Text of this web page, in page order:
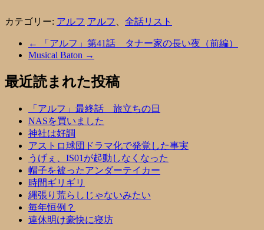
カテゴリー: アルフ アルフ 全話リスト
←
「アルフ」第41話 タナー家の長い夜（前編）
Musical Baton →
最近読まれた投稿
「アルフ」最終話 旅立ちの日
NASを買いました
神社は好調
アストロ球団ドラマ化で発覚した事実
うげぇ、IS01が起動しなくなった
帽子を被ったアンダーテイカー
時間ギリギリ
縄張り荒らしじゃないみたい
毎年恒例？
連休明け豪快に寝坊